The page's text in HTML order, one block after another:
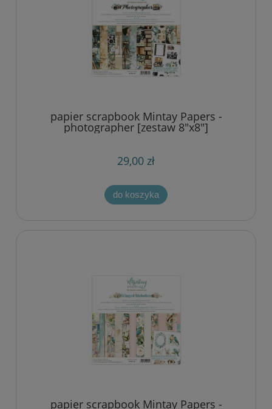
papier scrapbook Mintay Papers -
photographer [zestaw 8"x8"]
29,00 zł
do koszyka
papier scrapbook Mintay Papers -